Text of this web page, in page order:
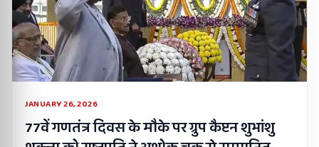
JANUARY 26, 2026
77वें गणतंत्र दिवस के मौके पर ग्रुप कैप्टन शुभांशु